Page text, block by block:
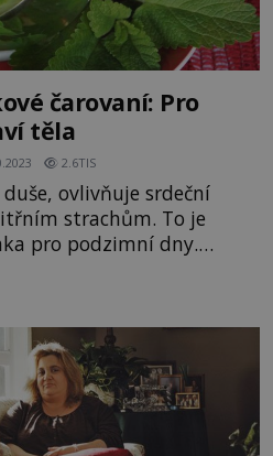
čarovaní: Pro
těla
2.6TIS
ovlivňuje srdeční
strachům. To je
pro podzimní dny.
na jednoduchý
námi melancholie, která